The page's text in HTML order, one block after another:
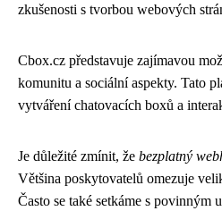
zkušenosti s tvorbou webových
Cbox.cz představuje zajímavou
komunitu a sociální aspekty. Tato
vytváření chatovacích boxů a
Je důležité zmínit, že bezplatný
Většina poskytovatelů omezuje
Často se také setkáme s povinným